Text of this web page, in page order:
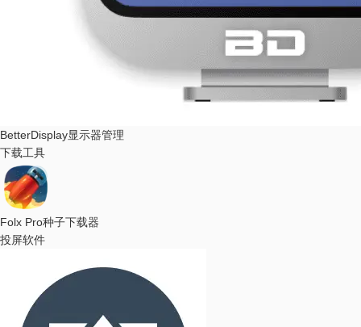
BetterDisplay显示器管理
下载工具
Folx Pro种子下载器
投屏软件